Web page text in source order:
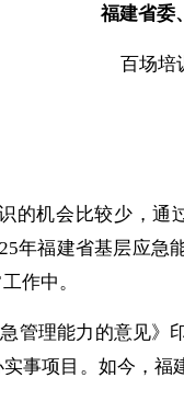
福建省委
百场培
的机会比较少，
年福建省基层应
作中。
管理能力的意见
事项目。如今，福